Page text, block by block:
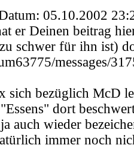
05.10.2002
er Deinen beitrag
schwer für ihn ist)
messages/
sich bezüglich McD
dort
auch wieder
immer noch